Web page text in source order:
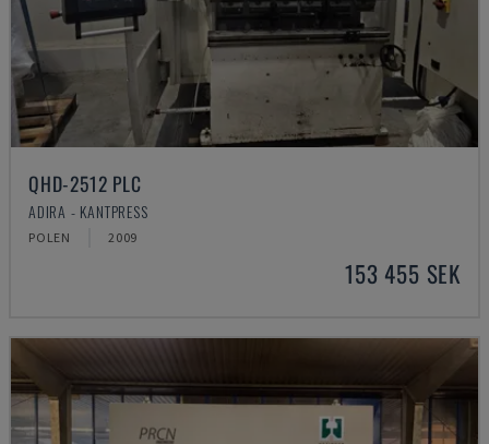
QHD-2512 PLC
ADIRA - KANTPRESS
POLEN 2009
153 455 SEK